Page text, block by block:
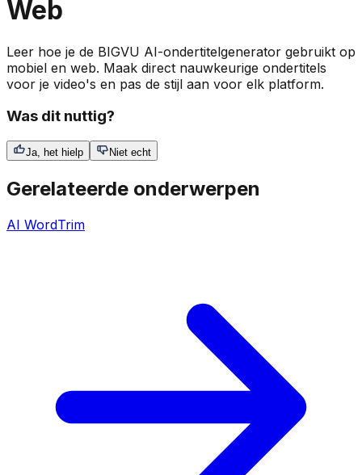
Web
Leer hoe je de BIGVU AI-ondertitelgenerator gebruikt op
mobiel en web. Maak direct nauwkeurige ondertitels
voor je video's en pas de stijl aan voor elk platform.
Was dit nuttig?
Ja, het hielp Niet echt
Gerelateerde onderwerpen
AI WordTrim